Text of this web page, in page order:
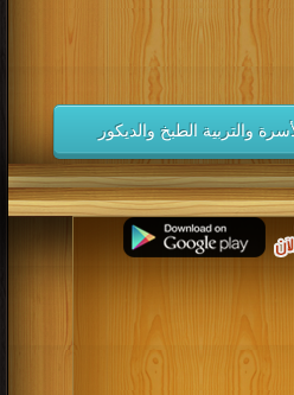
كتب 1984
كتب 1983
كتب 1980
كتب 1979
كتب 1976
كتب 1975
كتب 1972
كتب 1971
كتب 1968
كتب 1967
كتب 1964
كتب 1963
كتب 1960
كتب 1959
كتب 1952
كتب 1951
والتربية الطبخ والديكور